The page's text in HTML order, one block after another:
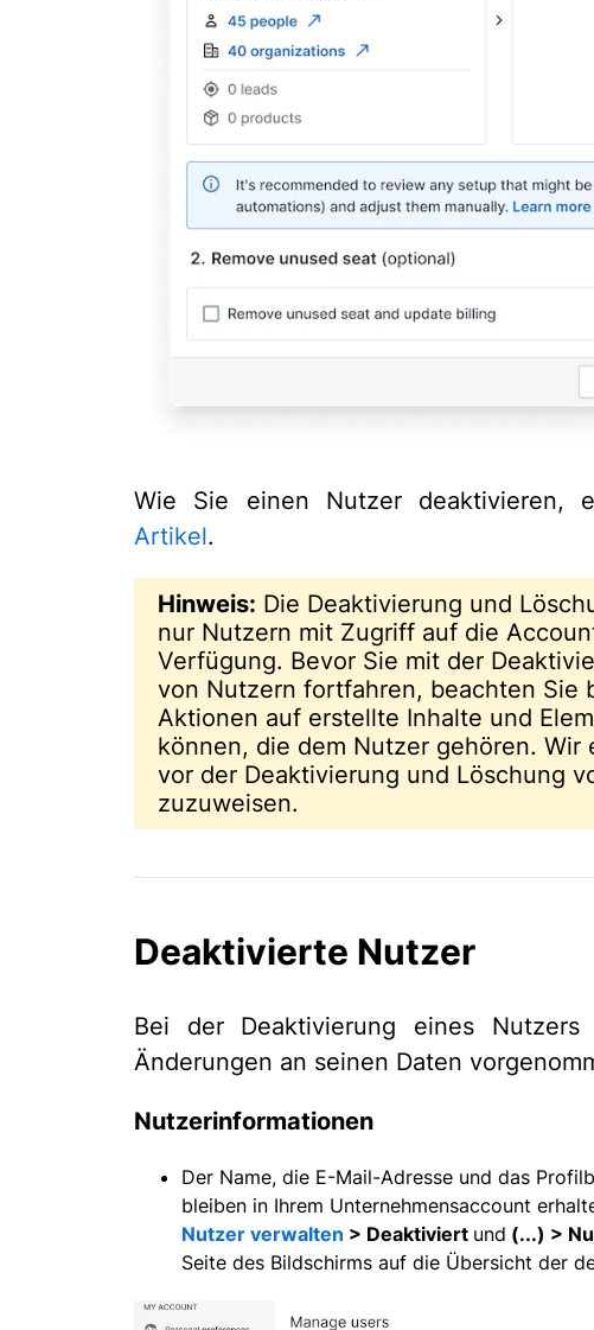
Wie Sie einen Nutzer deaktivieren,
Artikel.
Hinweis: Die Deaktivierung und
nur Nutzern mit Zugriff auf die
Verfügung. Bevor Sie mit der
von Nutzern fortfahren, beachten Sie
Aktionen auf erstellte Inhalte und
können, die dem Nutzer gehören. Wir
vor der Deaktivierung und Löschung
zuzuweisen.
Deaktivierte Nutzer
Bei der Deaktivierung eines
Änderungen an seinen Daten
Nutzerinformationen
Der Name, die E-Mail-Adresse und das
bleiben in Ihrem Unternehmensaccount
Nutzer verwalten > Deaktiviert und (...) >
Seite des Bildschirms auf die Übersicht der